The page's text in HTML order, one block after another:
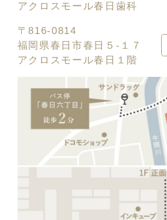
アクロスモール春日歯科
〒816-0814
福岡県春日市春日５-１７
アクロスモール春日１階